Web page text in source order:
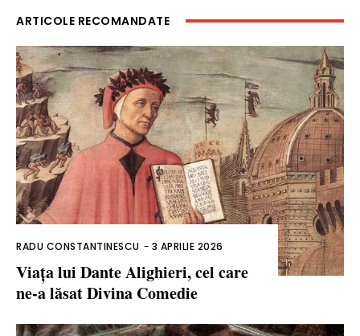
ARTICOLE RECOMANDATE
RADU CONSTANTINESCU - 3 APRILIE 2026
Viața lui Dante Alighieri, cel care
ne-a lăsat Divina Comedie